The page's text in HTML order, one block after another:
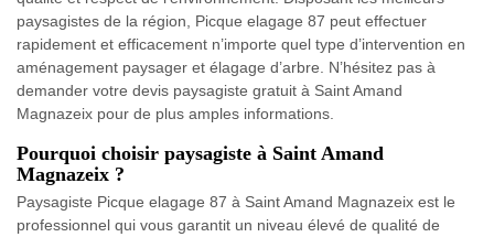
paysagistes de la région, Picque elagage 87 peut effectuer
rapidement et efficacement n’importe quel type d’intervention en
aménagement paysager et élagage d’arbre. N’hésitez pas à
demander votre devis paysagiste gratuit à Saint Amand
Magnazeix pour de plus amples informations.
Pourquoi choisir paysagiste à Saint Amand
Magnazeix ?
Paysagiste Picque elagage 87 à Saint Amand Magnazeix est le
professionnel qui vous garantit un niveau élevé de qualité de